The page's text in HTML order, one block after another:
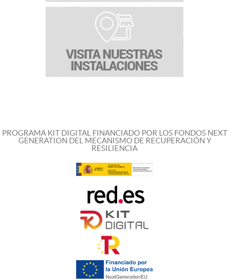
PROGRAMA KIT DIGITAL FINANCIADO POR LOS FONDOS NEXT
GENERATION DEL MECANISMO DE RECUPERACIÓN Y
RESILIENCIA